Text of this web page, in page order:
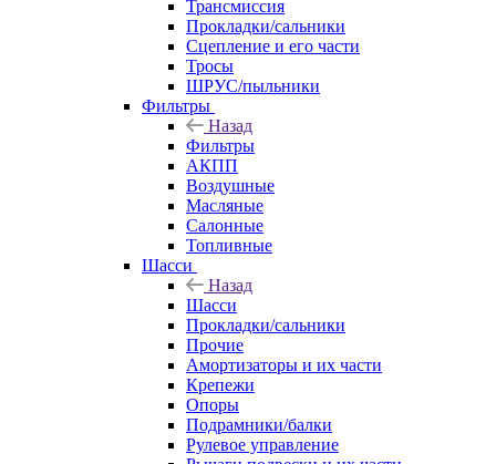
Трансмиссия
Прокладки/сальники
Сцепление и его части
Тросы
ШРУС/пыльники
Фильтры
Назад
Фильтры
АКПП
Воздушные
Масляные
Салонные
Топливные
Шасси
Назад
Шасси
Прокладки/сальники
Прочие
Амортизаторы и их части
Крепежи
Опоры
Подрамники/балки
Рулевое управление